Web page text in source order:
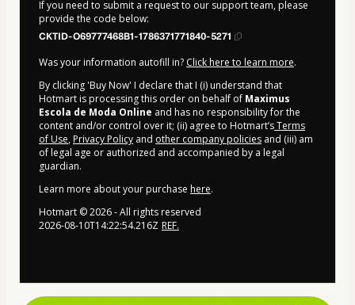
If you need to submit a request to our support team, please
provide the code below:
CKTID-O69777468B1-1786371771840-5271
Was your information autofill in? Click here to learn more.
By clicking 'Buy Now' I declare that I (i) understand that
Hotmart is processing this order on behalf of Maximus
Escola de Moda Online and has no responsibility for the
content and/or control over it; (ii) agree to Hotmart’sTerms
of Use, Privacy Policy and other company policies and (iii) am
of legal age or authorized and accompanied by a legal
guardian.
Learn more about your purchase here.
Hotmart ©2026- All rights reserved
2026-08-10T14:22:54.216Z REF.